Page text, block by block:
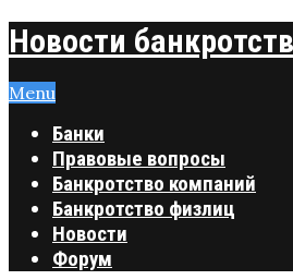
Новости
Menu
Банки
Правовые вопросы
Банкротство компаний
Банкротство физлиц
Новости
Форум